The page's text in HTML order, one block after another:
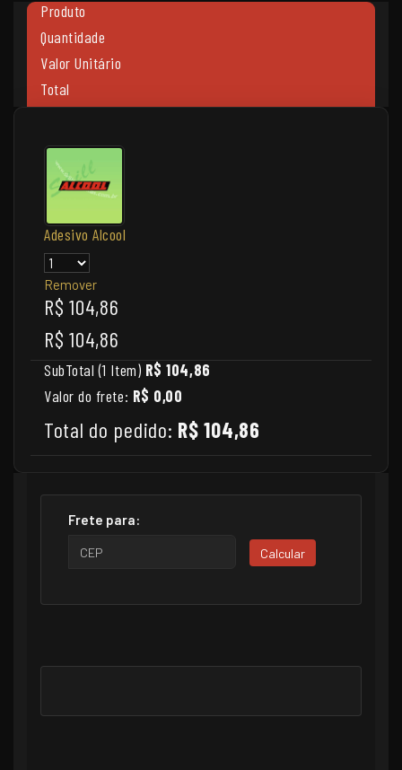
Produto
Quantidade
Valor Unitário
Total
Adesivo Alcool
Remover
R$ 104,86
R$ 104,86
SubTotal (1 Item) R$ 104,86
Valor do frete: R$ 0,00
Total do pedido: R$ 104,86
Frete para:
Calcular